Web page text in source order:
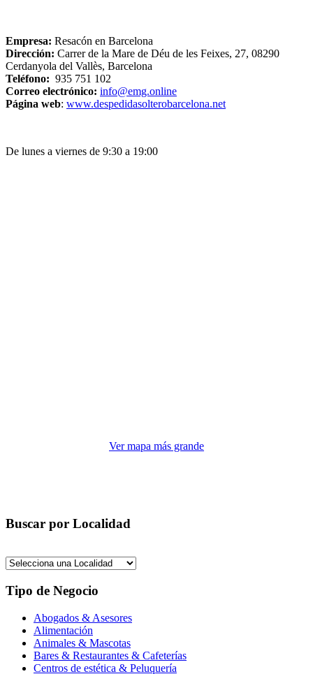
Empresa: Resacón en Barcelona
Dirección: Carrer de la Mare de Déu de les Feixes, 27, 08290
Cerdanyola del Vallès, Barcelona
Teléfono: 935 751 102
Correo electrónico: info@emg.online
Página web: www.despedidasolterobarcelona.net
De lunes a viernes de 9:30 a 19:00
Ver mapa más grande
Buscar por Localidad
Tipo de Negocio
Abogados & Asesores
Alimentación
Animales & Mascotas
Bares & Restaurantes & Cafeterías
Centros de estética & Peluquería